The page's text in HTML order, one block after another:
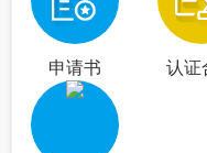
申请书 认证